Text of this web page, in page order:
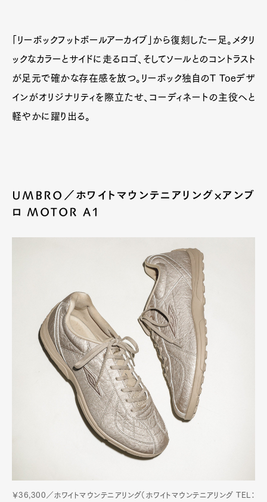
「リーボックフットボールアーカイブ」から復刻した一足。メタリ
ックなカラーとサイドに走るロゴ、そしてソールとのコントラスト
が足元で確かな存在感を放つ。リーボック独自のT Toeデザ
インがオリジナリティを際立たせ、コーディネートの主役へと
軽やかに躍り出る。
UMBRO／ホワイトマウンテニアリング×アンブ
ロ MOTOR A1
￥36,300／ホワイトマウンテニアリング（ホワイトマウンテニアリング TEL：